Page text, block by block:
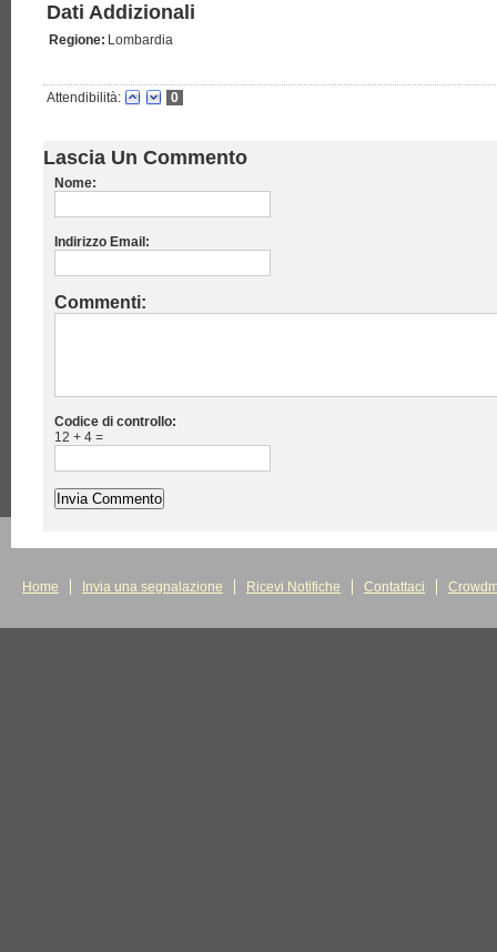
Dati Addizionali
Regione: Lombardia
Attendibilità: 0
Lascia Un Commento
Nome:
Indirizzo Email:
Commenti:
Codice di controllo:
12 + 4 =
Home Invia una segnalazione Ricevi Notifiche Contattaci